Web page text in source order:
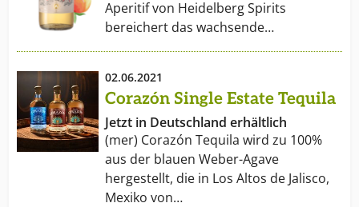
Aperitif von Heidelberg Spirits
bereichert das wachsende…
02.06.2021
Corazón Single Estate Tequila
Jetzt in Deutschland erhältlich
(mer) Corazón Tequila wird zu 100%
aus der blauen Weber-Agave
hergestellt, die in Los Altos de Jalisco,
Mexiko von…